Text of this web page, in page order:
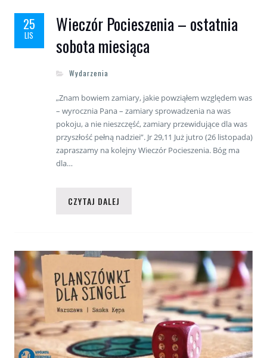
25
LIS
Wieczór Pocieszenia – ostatnia
sobota miesiąca
Wydarzenia
„Znam bowiem zamiary, jakie powziąłem względem was
– wyrocznia Pana – zamiary sprowadzenia na was
pokoju, a nie nieszczęść, zamiary przewidujące dla was
przyszłość pełną nadziei”. Jr 29,11 Już jutro (26 listopada)
zapraszamy na kolejny Wieczór Pocieszenia. Bóg ma
dla…
CZYTAJ DALEJ